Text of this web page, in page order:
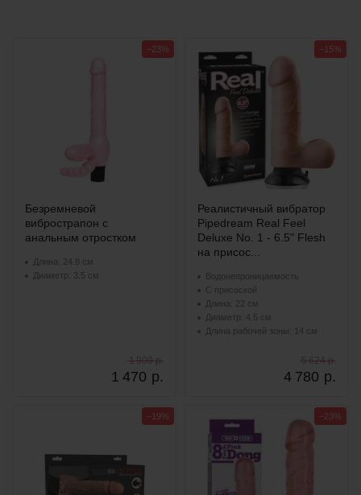
Безремневой
вибрострапон с
анальным отростком
Длина: 24.8 см
Диаметр: 3.5 см
1 470 р.
1 909 р.
−23%
Реалистичный вибратор
Pipedream Real Feel
Deluxe No. 1 - 6.5" Flesh
на присос...
Водонепроницаемость
С присоской
Длина: 22 см
Диаметр: 4.5 см
Длина рабочей зоны: 14 см
4 780 р.
5 624 р.
−15%
−19% −23%